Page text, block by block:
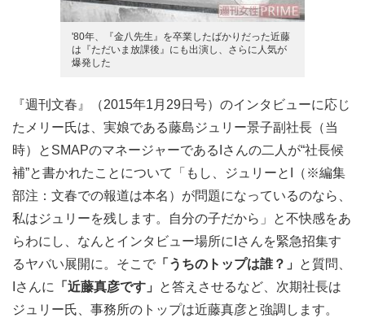
'80年、『金八先生』を卒業したばかりだった近藤
は『ただいま放課後』にも出演し、さらに人気が
爆発した
『週刊文春』（2015年1月29日号）のインタビューに応じ
たメリー氏は、実娘である藤島ジュリー景子副社長（当
時）とSMAPのマネージャーであるIさんの二人が“社長候
補”と書かれたことについて「もし、ジュリーとI（※編集
部注：文春での報道は本名）が問題になっているのなら、
私はジュリーを残します。自分の子だから」と不快感をあ
らわにし、なんとインタビュー場所にIさんを緊急招集す
るヤバい展開に。そこで 「うちのトップは誰？」
と質問、
Iさんに 「近藤真彦です」
と答えさせるなど、次期社長は
ジュリー氏、事務所のトップは近藤真彦と強調します。